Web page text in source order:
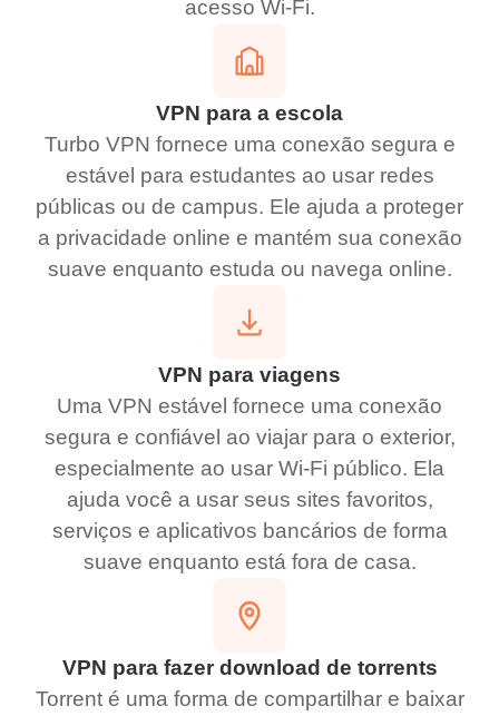
acesso Wi-Fi.
VPN para a escola
Turbo VPN fornece uma conexão segura e
estável para estudantes ao usar redes
públicas ou de campus. Ele ajuda a proteger
a privacidade online e mantém sua conexão
suave enquanto estuda ou navega online.
VPN para viagens
Uma VPN estável fornece uma conexão
segura e confiável ao viajar para o exterior,
especialmente ao usar Wi-Fi público. Ela
ajuda você a usar seus sites favoritos,
serviços e aplicativos bancários de forma
suave enquanto está fora de casa.
VPN para fazer download de torrents
Torrent é uma forma de compartilhar e baixar